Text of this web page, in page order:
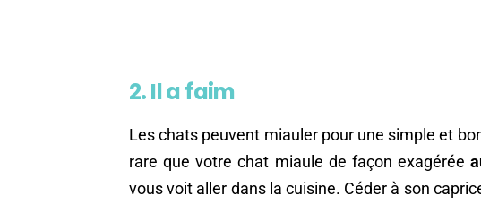
2. Il a faim
Les chats peuvent miauler pour une simple et
rare que votre chat miaule de façon exagérée
vous voit aller dans la cuisine. Céder à son